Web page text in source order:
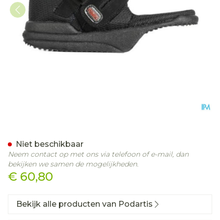
€ 60,80
Niet beschikbaar
Neem contact op met ons via telefoon of e-mail, dan
bekijken we samen de mogelijkheden.
Bekijk alle producten van Podartis